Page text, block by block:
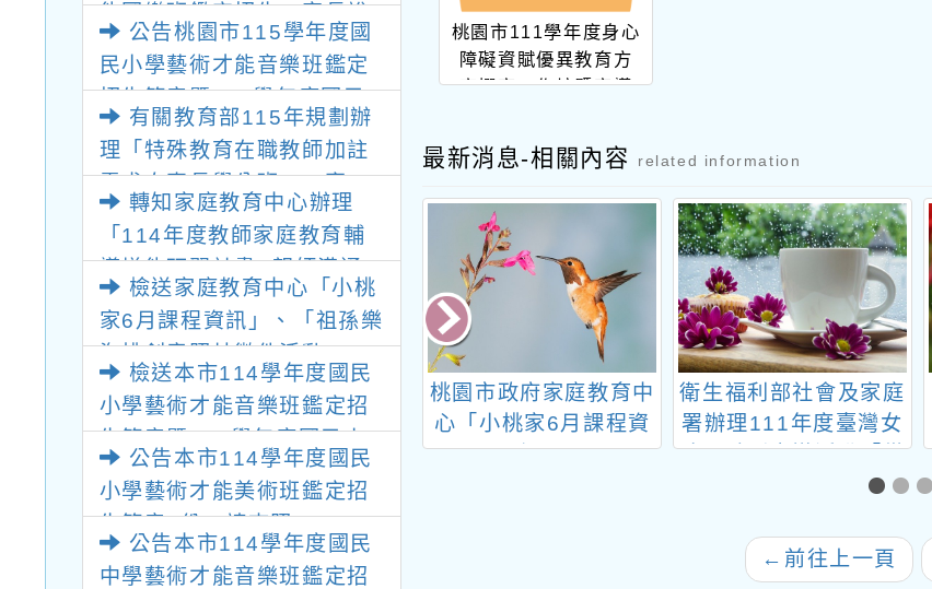
能國樂班鑑定招生」家長說
明會詳如說明，請查照。
公告桃園市115學年度國
民小學藝術才能音樂班鑑定
招生簡章暨115學年度國民
小學藝術才能國樂班鑑定招
生簡章各1份，請查照
有關教育部115年規劃辦
理「特殊教育在職教師加註
需求次專長學分班」一案，
請欲參與之教師所屬學校依
限回傳薦送表。
轉知家庭教育中心辦理
「114年度教師家庭教育輔
導增能研習計畫- 親師溝通
系列2」一案，請鼓勵教師踴
躍參加，請查照。
檢送家庭教育中心「小桃
家6月課程資訊」、「祖孫樂
淘桃創意照片徵件活動」、
「幸福婚姻系列講座-愛的練
習曲」、「數位教養×網路安
全」海報各1份，請查照。
檢送本市114學年度國民
小學藝術才能音樂班鑑定招
生簡章暨114學年度國民小
學藝術才能國樂班鑑定招生
簡章各1份，請查照。
公告本市114學年度國民
小學藝術才能美術班鑑定招
生簡章1份，請查照。
公告本市114學年度國民
中學藝術才能音樂班鑑定招
桃園市111學年度身心
障礙資賦優異教育方
案撰寫工作坊暨宣導
最新消息-相關內容 related information
『弘揚孝道』
及漫畫比賽
桃園市腦性麻痺協會辦
理「2023慢飛，快活-
快活共融遊戲成長營~
嘻皮天使親子成長營」
活動
桃園市政府家庭教育中
心「小桃家6月課程資
訊」
衛生福利部社會及家庭
署辦理111年度臺灣女
孩日系列宣導活動「從
前從前·現在現在·以後
戲及引導教材
← 前往上一頁